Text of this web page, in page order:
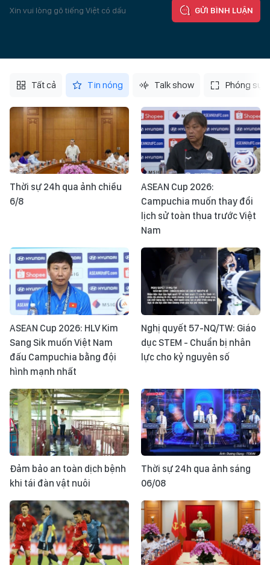
Xin vui lòng gõ tiếng Việt có dấu GỬI BÌNH LUẬN
Tất cả Tin nóng Talk show Phóng sự
Thời sự 24h qua ảnh chiều
6/8
ASEAN Cup 2026:
Campuchia muốn thay đổi
lịch sử toàn thua trước Việt
Nam
ASEAN Cup 2026: HLV Kim
Sang Sik muốn Việt Nam
đấu Campuchia bằng đội
hình mạnh nhất
Nghị quyết 57-NQ/TW: Giáo
dục STEM - Chuẩn bị nhân
lực cho kỷ nguyên số
Đảm bảo an toàn dịch bệnh
khi tái đàn vật nuôi
Thời sự 24h qua ảnh sáng
06/08